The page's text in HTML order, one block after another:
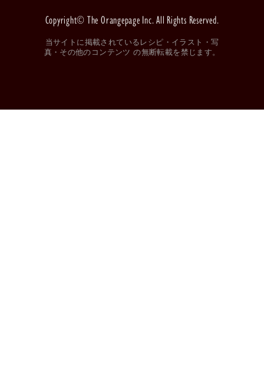
Copyright© The Orangepage Inc. All Rights Reserved.
当サイトに掲載されているレシピ・イラスト・写
真・その他のコンテンツ の無断転載を禁じます。